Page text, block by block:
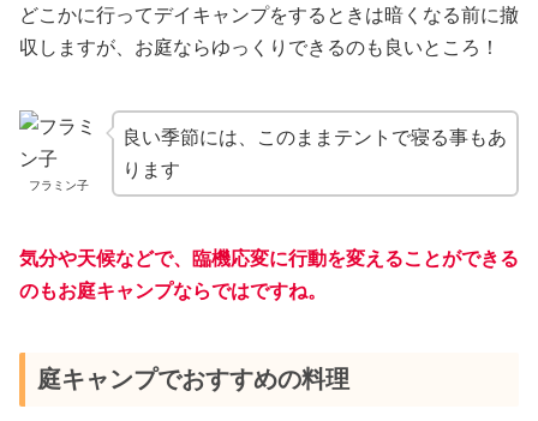
どこかに行ってデイキャンプをするときは暗くなる前に撤
収しますが、お庭ならゆっくりできるのも良いところ！
フラミン子
良い季節には、このままテントで寝る事もあ
ります
気分や天候などで、臨機応変に行動を変えることができる
のもお庭キャンプならではですね。
庭キャンプでおすすめの料理